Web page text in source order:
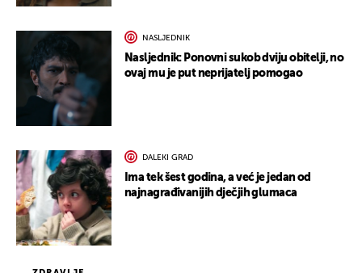
NASLJEDNIK
Nasljednik: Ponovni sukob dviju obitelji, no
ovaj mu je put neprijatelj pomogao
DALEKI GRAD
Ima tek šest godina, a već je jedan od
najnagrađivanijih dječjih glumaca